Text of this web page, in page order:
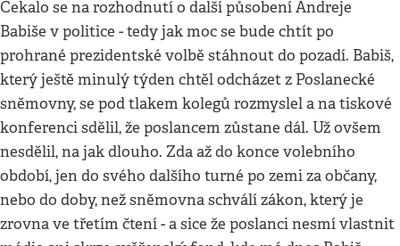
Čekalo se na rozhodnutí o další působení Andreje
Babiše v politice - tedy jak moc se bude chtít po
prohrané prezidentské volbě stáhnout do pozadí. Babiš,
který ještě minulý týden chtěl odcházet z Poslanecké
sněmovny, se pod tlakem kolegů rozmyslel a na tiskové
konferenci sdělil, že poslancem zůstane dál. Už ovšem
nesdělil, na jak dlouho. Zda až do konce volebního
období, jen do svého dalšího turné po zemi za občany,
nebo do doby, než sněmovna schválí zákon, který je
zrovna ve třetím čtení - a sice že poslanci nesmí vlastnit